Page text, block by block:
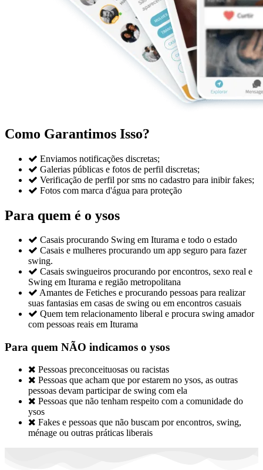
Como Garantimos Isso?
 Enviamos notificações discretas;
 Galerias públicas e fotos de perfil discretas;
 Verificação de perfil por sms no cadastro para inibir fakes;
 Fotos com marca d'água para proteção
Para quem é o ysos
 Casais procurando Swing em Iturama e todo o estado
 Casais e mulheres procurando um app seguro para fazer
swing.
 Casais swingueiros procurando por encontros, sexo real e
Swing em Iturama e região metropolitana
 Amantes de Fetiches e procurando pessoas para realizar
suas fantasias em casas de swing ou em encontros casuais
 Quem tem relacionamento liberal e procura swing amador
com pessoas reais em Iturama
Para quem NÃO indicamos o ysos
 Pessoas preconceituosas ou racistas
 Pessoas que acham que por estarem no ysos, as outras
pessoas devam participar de swing com ela
 Pessoas que não tenham respeito com a comunidade do
ysos
 Fakes e pessoas que não buscam por encontros, swing,
ménage ou outras práticas liberais